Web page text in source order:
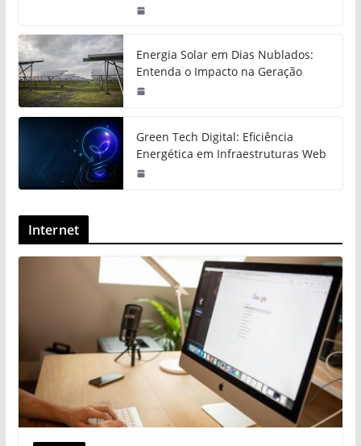
Energia Solar em Dias Nublados:
Entenda o Impacto na Geração
Green Tech Digital: Eficiência
Energética em Infraestruturas Web
Internet